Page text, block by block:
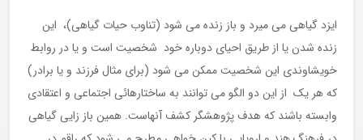
ایزد گیاهی می میرد و باز زنده می شود (تناوب حیات گیاهی)، این
زنده شدن یا از طریق احیای دوباره خود شخصیت است و یا در روابط
خویشاوندی این شخصیت ممکن می شود (برای مثال فرزند و یا برادر)
که هر یک از این دو الگو می توانند به ساختارهائی اجتماعی و اعتقادی
وابسته باشند که هدف پژوهشگر کشف آنهاست. همین باز زایی گیاهی